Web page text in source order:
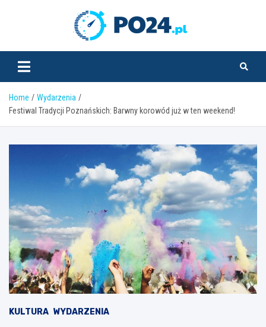
Home
Wydarzenia
Festiwal Tradycji Poznańskich: Barwny korowód już w ten weekend!
KULTURA WYDARZENIA